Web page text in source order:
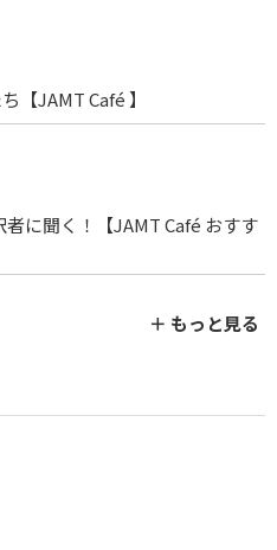
【JAMT Café 】
者に聞く！【JAMT Café おすす
＋ もっと見る